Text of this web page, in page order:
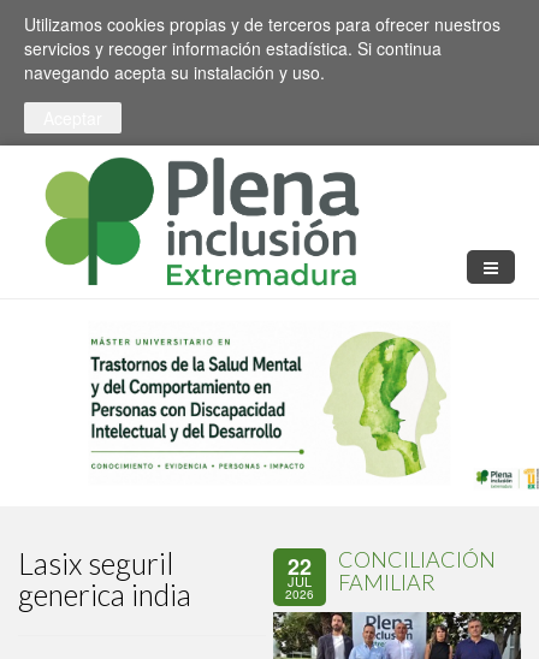
Pasar al contenido principal
Toggle high contrast
Utilizamos cookies propias y de terceros para ofrecer nuestros
servicios y recoger información estadística. Si continua
navegando acepta su instalación y uso.
Lasix seguril
generica india
22
JUL
2026
CONCILIACIÓN
FAMILIAR